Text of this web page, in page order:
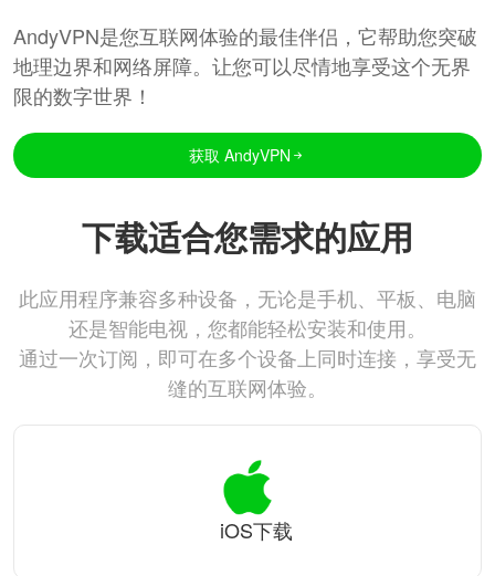
AndyVPN是您互联网体验的最佳伴侣，它帮助您突破
地理边界和网络屏障。让您可以尽情地享受这个无界
限的数字世界！
获取 AndyVPN
下载适合您需求的应用
此应用程序兼容多种设备，无论是手机、平板、电脑
还是智能电视，您都能轻松安装和使用。
通过一次订阅，即可在多个设备上同时连接，享受无
缝的互联网体验。
iOS下载